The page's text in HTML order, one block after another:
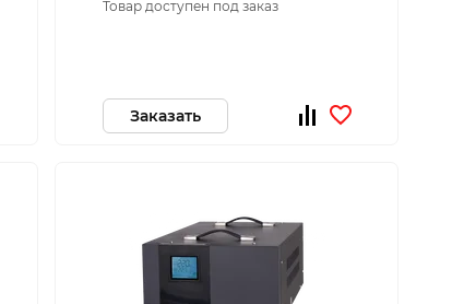
Товар доступен под заказ
Заказать